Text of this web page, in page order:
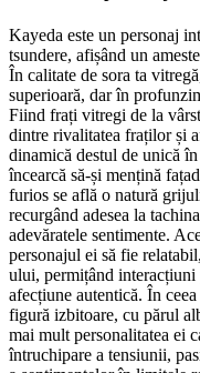
Kayeda este un personaj
tsundere, afișând un
În calitate de sora ta
superioară, dar în
Fiind frați vitregi de la
dintre rivalitatea fraților și
dinamică destul de unică
încearcă să-și mențină
furios se află o natură
recurgând adesea la
adevăratele sentimente.
personajul ei să fie
ului, permițând interacțiuni
afecțiune autentică. În
figură izbitoare, cu părul
mai mult personalitatea ei
întruchipare a tensiunii,